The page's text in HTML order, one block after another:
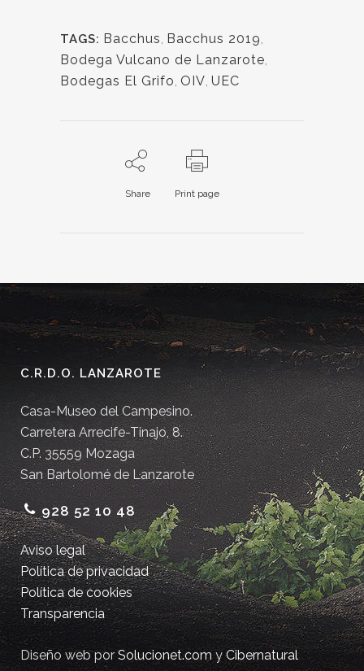
TAGS: Bacchus Bacchus 2019
Bodega Vulcano de Lanzarote
Bodegas El Grifo OIV UEC
Share Print page
C.R.D.O. LANZAROTE
Casa-Museo del Campesino.
Carretera Arrecife-Tinajo, 8.
C.P. 35559 Mozaga
San Bartolomé de Lanzarote
928 52 10 48
Aviso legal
Política de privacidad
Política de cookies
Transparencia
Diseño web porSolucionet.comyCibernatural